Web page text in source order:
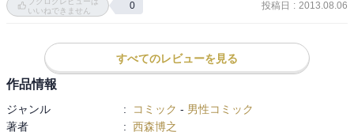
いいねできません
0 投稿日 : 2013.08.06
すべてのレビューを見る
作品情報
ジャンル : コミック - 男性コミック
著者
: 西森博之